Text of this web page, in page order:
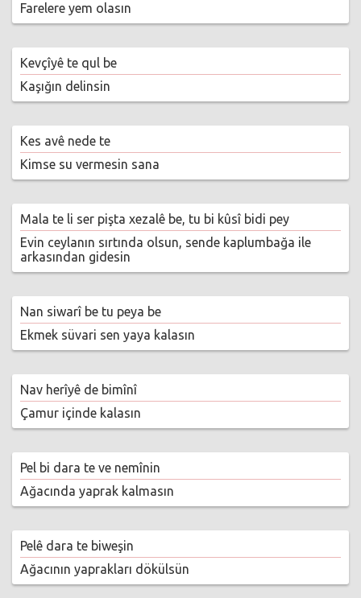
Farelere yem olasın
Kevçîyê te qul be
Kaşığın delinsin
Kes avê nede te
Kimse su vermesin sana
Mala te li ser pişta xezalê be, tu bi kûsî bidi pey
Evin ceylanın sırtında olsun, sende kaplumbağa ile
arkasından gidesin
Nan siwarî be tu peya be
Ekmek süvari sen yaya kalasın
Nav herîyê de bimînî
Çamur içinde kalasın
Pel bi dara te ve nemînin
Ağacında yaprak kalmasın
Pelê dara te biweşin
Ağacının yaprakları dökülsün